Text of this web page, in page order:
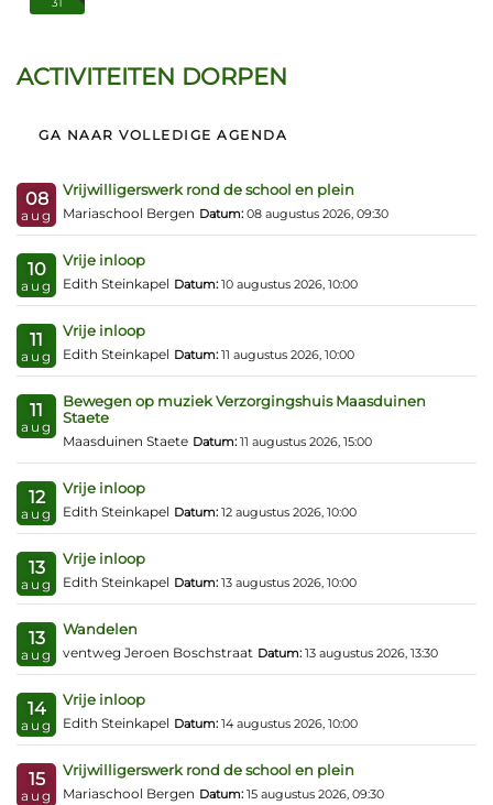
31
ACTIVITEITEN DORPEN
GA NAAR VOLLEDIGE AGENDA
08
aug
Vrijwilligerswerk rond de school en plein
Mariaschool Bergen Datum: 08 augustus 2026, 09:30
10
aug
Vrije inloop
Edith Steinkapel Datum: 10 augustus 2026, 10:00
11
aug
Vrije inloop
Edith Steinkapel Datum: 11 augustus 2026, 10:00
11
aug
Bewegen op muziek Verzorgingshuis Maasduinen
Staete
Maasduinen Staete Datum: 11 augustus 2026, 15:00
12
aug
Vrije inloop
Edith Steinkapel Datum: 12 augustus 2026, 10:00
13
aug
Vrije inloop
Edith Steinkapel Datum: 13 augustus 2026, 10:00
13
aug
Wandelen
ventweg Jeroen Boschstraat Datum: 13 augustus 2026, 13:30
14
aug
Vrije inloop
Edith Steinkapel Datum: 14 augustus 2026, 10:00
15
aug
Vrijwilligerswerk rond de school en plein
Mariaschool Bergen Datum: 15 augustus 2026, 09:30